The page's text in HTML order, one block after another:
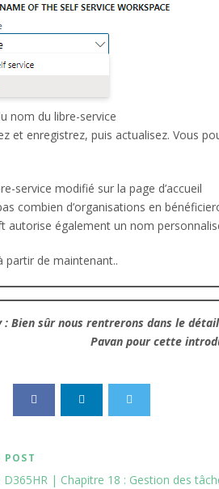
nom du libre-service
et enregistrez, puis actualisez. Vous
service modifié sur la page d’accueil
combien d’organisations en
autorise également un nom
partir de maintenant..
: Bien sûr nous rentrerons dans le
Pavan pour cette
POST
D365HR | Chapitre 18 : Gestion des